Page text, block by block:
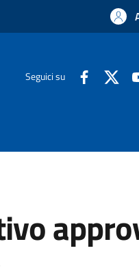
Seguici su